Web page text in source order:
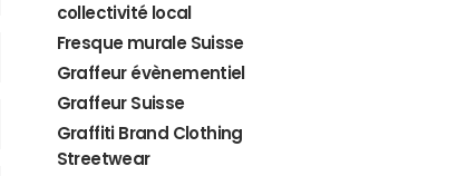
collectivité local
Fresque murale Suisse
Graffeur évènementiel
Graffeur Suisse
Graffiti Brand Clothing
Streetwear